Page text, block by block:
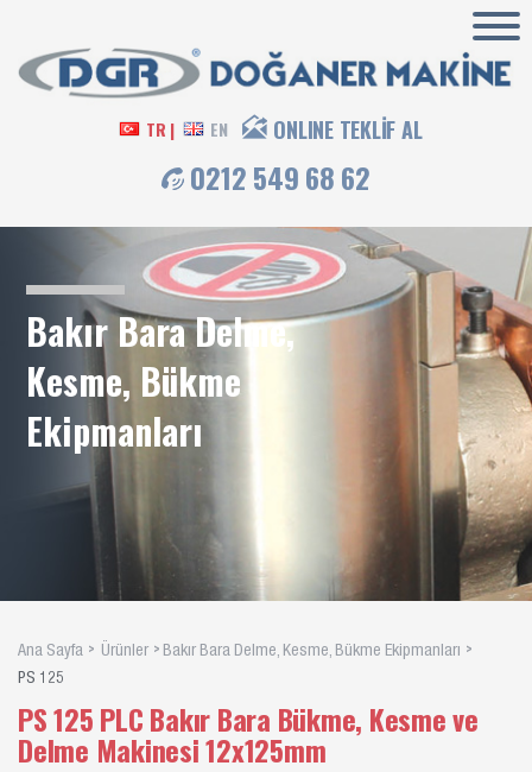
TR | EN ONLINE TEKLİF AL
0212 549 68 62
Bakır Bara Delme,
Kesme, Bükme
Ekipmanları
Ana Sayfa Ürünler
Bakır Bara Delme, Kesme, Bükme Ekipmanları
PS 125
PS 125 PLC Bakır Bara Bükme, Kesme ve
Delme Makinesi 12x125mm